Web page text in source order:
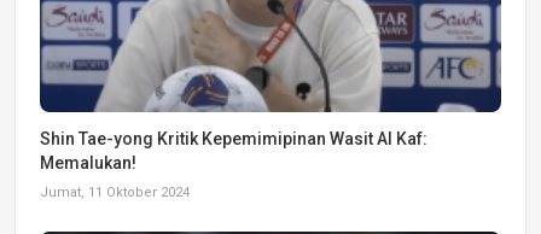
Shin Tae-yong Kritik Kepemimipinan Wasit Al Kaf:
Memalukan!
Jumat, 11 Oktober 2024